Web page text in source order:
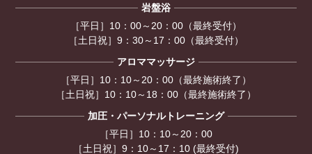
岩盤浴
［平日］10：00～20：00（最終受付）
［土日祝］9：30～17：00（最終受付）
アロママッサージ
［平日］10：10～20：00（最終施術終了）
［土日祝］10：10～18：00（最終施術終了）
加圧・パーソナルトレーニング
［平日］10：10～20：00
［土日祝］9：10～17：10 (最終受付)